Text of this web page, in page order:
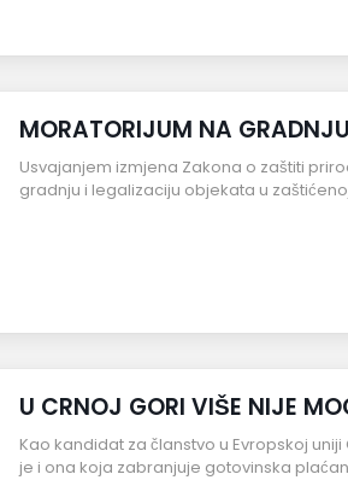
MORATORIJUM NA GRADNJU
Usvajanjem izmjena Zakona o zaštiti
gradnju i legalizaciju objekata u
U CRNOJ GORI VIŠE NIJE
Kao kandidat za članstvo u Evropskoj
je i ona koja zabranjuje gotovinska